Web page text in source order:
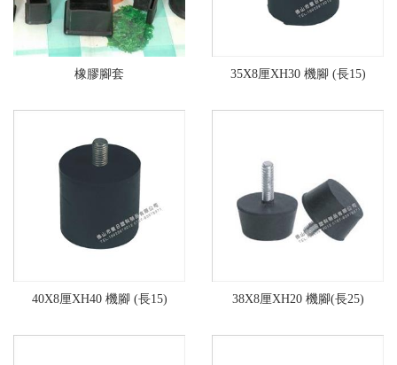
橡膠腳套 35X8厘XH30 機腳 (長15)
40X8厘XH40 機腳 (長15) 38X8厘XH20 機腳(長25)